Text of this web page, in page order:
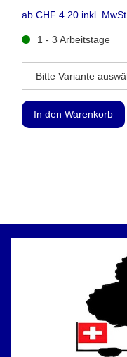
ab CHF 4.20 inkl. MwSt.
1 - 3 Arbeitstage